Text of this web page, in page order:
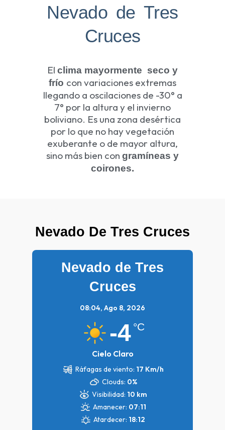
Nevado de Tres
Cruces
El clima mayormente seco y
frío con variaciones extremas
llegando a oscilaciones de -30° a
7° por la altura y el invierno
boliviano. Es una zona desértica
por lo que no hay vegetación
exuberante o de mayor altura,
sino más bien con gramíneas y
coirones.
Nevado De Tres Cruces
Nevado de Tres
Cruces
08:04, Ago 8, 2026
-4 °C
Cielo Claro
Ráfagas de viento: 17 Km/h
Clouds: 0%
Visibilidad: 10 km
Amanecer: 07:11
Atardecer: 18:12